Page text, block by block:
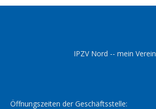
IPZV Nord -- mein Verein
Öffnungszeiten der Geschäftsstelle: